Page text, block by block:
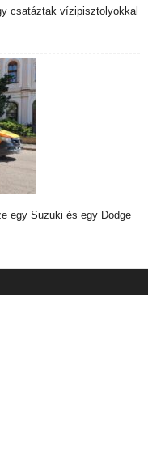
csatáztak vízipisztolyokkal
egy Suzuki és egy Dodge